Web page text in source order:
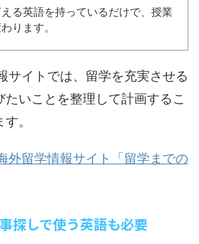
える英語を持っているだけで、授業
ります。
サイトでは、留学を充実させる
いことを整理して計画するこ
。
外留学情報サイト「留学までの
探しで使う英語も必要